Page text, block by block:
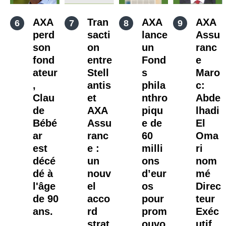
AXA
perd
son
fond
ateur
,
Clau
de
Bébé
ar
est
décé
dé à
l'âge
de 90
ans.
Tran
sacti
on
entre
Stell
antis
et
AXA
Assu
ranc
e :
un
nouv
el
acco
rd
AXA
lance
un
Fond
s
phila
nthro
piqu
e de
60
milli
ons
d’eur
os
pour
prom
AXA
Assu
ranc
e
Maro
c:
Abde
lhadi
El
Oma
ri
nom
mé
Direc
teur
Exéc